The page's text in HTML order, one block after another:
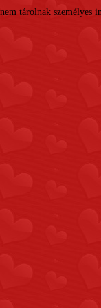
nem tárolnak személyes